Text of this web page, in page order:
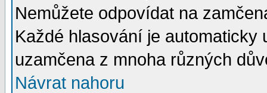
Nemůžete odpovídat na
Každé hlasování je automaticky
uzamčena z mnoha různých
Návrat nahoru